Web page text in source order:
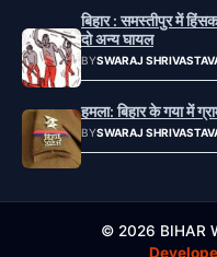
बिहार : समस्तीपुर में
दो अन्य घायल
BYSWARAJ
हमला: बिहार के गया में
BYSWARAJ
© 2026 BIHAR